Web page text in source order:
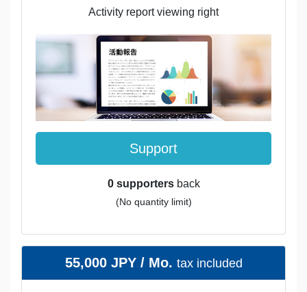
Activity report viewing right
Support
0 supportersback
(No quantity limit)
55,000 JPY / Mo. tax included